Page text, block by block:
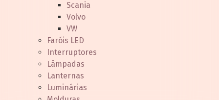
Scania
Volvo
VW
Faróis LED
Interruptores
Lâmpadas
Lanternas
Luminárias